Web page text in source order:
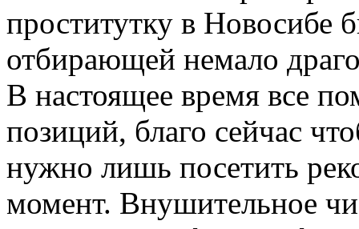
проститутку в Новосибе
отбирающей немало
В настоящее время все
позиций, благо сейчас
нужно лишь посетить
момент. Внушительное